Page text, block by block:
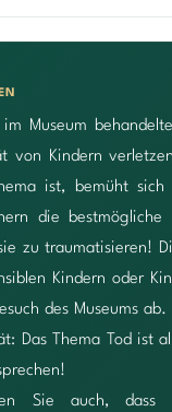
Museum
von Kindern
ist, bemüht sich
die bestmögliche
zu traumatisieren!
Kindern oder
des Museums ab.
Das Thema Tod ist
Sie auch, dass